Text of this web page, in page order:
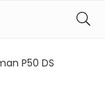
P50 DS